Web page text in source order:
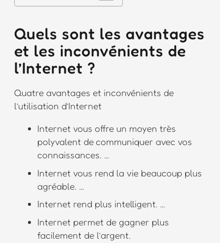
Quels sont les avantages
et les inconvénients de
l’Internet ?
Quatre avantages et inconvénients de
l’utilisation d’Internet
Internet vous offre un moyen très
polyvalent de communiquer avec vos
connaissances. …
Internet vous rend la vie beaucoup plus
agréable. …
Internet rend plus intelligent. …
Internet permet de gagner plus
facilement de l’argent.